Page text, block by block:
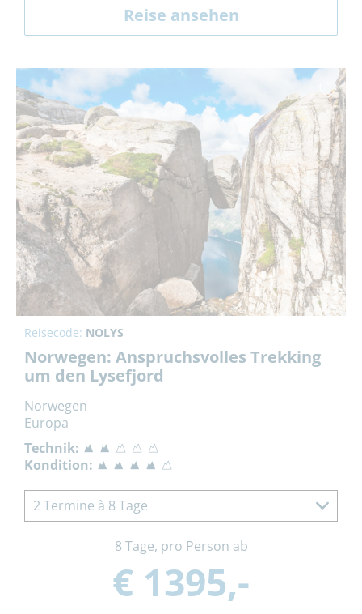
Reise ansehen
Reisecode: NOLYS
Norwegen: Anspruchsvolles Trekking
um den Lysefjord
Norwegen
Europa
Technik:
Kondition:
2 Termine à 8 Tage
8 Tage, pro Person ab
€ 1395,-